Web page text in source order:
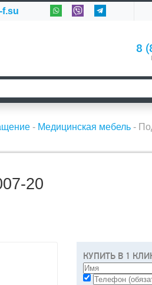
f.su
8
- Медицинская мебель -
20
КУПИТЬ В 1